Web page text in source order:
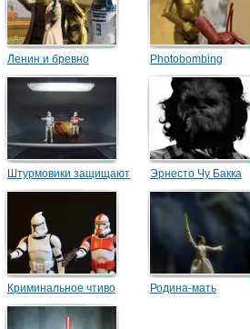
Ленин и бревно Photobombing
Штурмовики защищают
докторскую
Эрнесто Чу Бакка
Криминальное чтиво Родина-мать